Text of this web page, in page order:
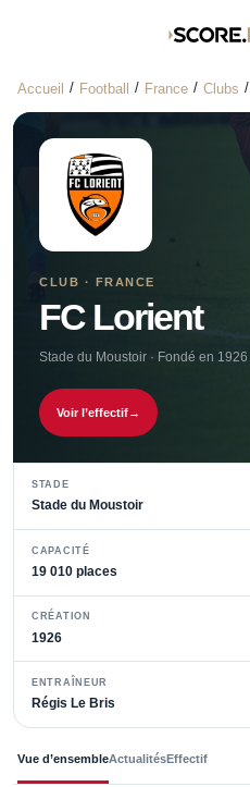
Accueil Football France Clubs
CLUB · FRANCE
FC Lorient
Stade du Moustoir · Fondé en 1926
Voir l’effectif→
STADE
Stade du Moustoir
CAPACITÉ
19 010 places
CRÉATION
1926
ENTRAÎNEUR
Régis Le Bris
Vue d’ensembleActualitésEffectif